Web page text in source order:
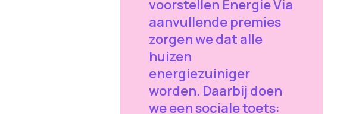
voorstellen Energie Via
aanvullende premies
zorgen we dat alle
huizen
energiezuiniger
worden. Daarbij doen
we een sociale toets: